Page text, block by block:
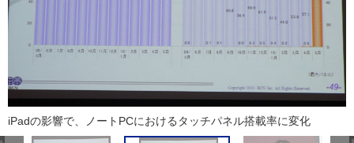
iPadの影響で、ノートPCにおけるタッチパネル搭載率に変化